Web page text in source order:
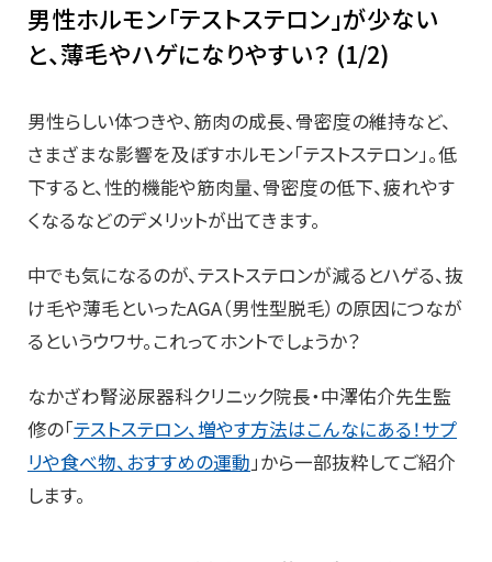
男性ホルモン「テストステロン」が少ない
と、薄毛やハゲになりやすい？ (1/2)
男性らしい体つきや、筋肉の成長、骨密度の維持など、
さまざまな影響を及ぼすホルモン「テストステロン」。低
下すると、性的機能や筋肉量、骨密度の低下、疲れやす
くなるなどのデメリットが出てきます。
中でも気になるのが、テストステロンが減るとハゲる、抜
け毛や薄毛といったAGA（男性型脱毛）の原因につなが
るというウワサ。これってホントでしょうか？
なかざわ腎泌尿器科クリニック院長・中澤佑介先生監
修の「テストステロン、増やす方法はこんなにある！サプ
リや食べ物、おすすめの運動」から一部抜粋してご紹介
します。